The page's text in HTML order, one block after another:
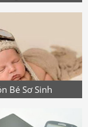
Bé Sơ Sinh